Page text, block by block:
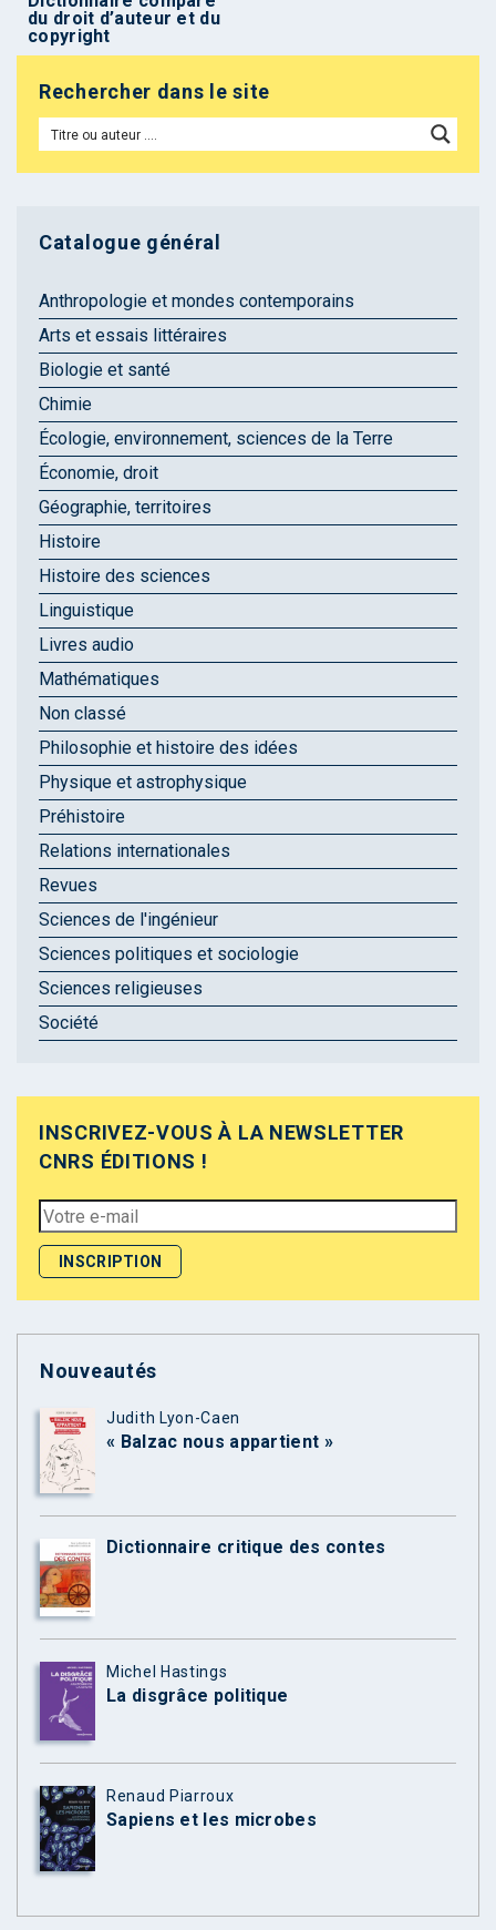
du droit d’auteur et du
copyright
Rechercher dans le site
Catalogue général
Anthropologie et mondes contemporains
Arts et essais littéraires
Biologie et santé
Chimie
Écologie, environnement, sciences de la Terre
Économie, droit
Géographie, territoires
Histoire
Histoire des sciences
Linguistique
Livres audio
Mathématiques
Non classé
Philosophie et histoire des idées
Physique et astrophysique
Préhistoire
Relations internationales
Revues
Sciences de l'ingénieur
Sciences politiques et sociologie
Sciences religieuses
Société
INSCRIVEZ-VOUS À LA NEWSLETTER
CNRS ÉDITIONS !
Nouveautés
Judith Lyon-Caen
« Balzac nous appartient »
Dictionnaire critique des contes
Michel Hastings
La disgrâce politique
Renaud Piarroux
Sapiens et les microbes